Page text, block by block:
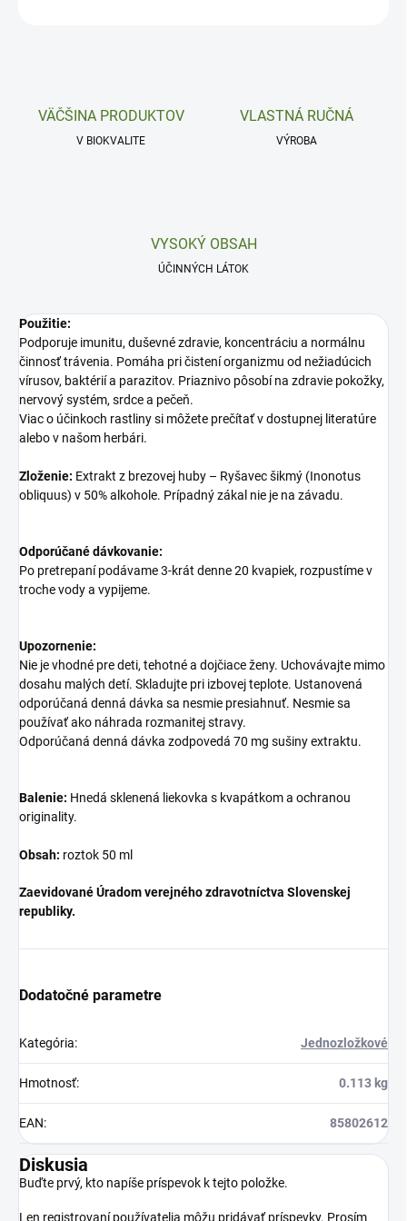
VÄČŠINA PRODUKTOV
V BIOKVALITE
VLASTNÁ RUČNÁ
VÝROBA
VYSOKÝ OBSAH
ÚČINNÝCH LÁTOK
Použitie:
Podporuje imunitu, duševné zdravie, koncentráciu a normálnu
činnosť trávenia. Pomáha pri čistení organizmu od nežiadúcich
vírusov, baktérií a parazitov. Priaznivo pôsobí na zdravie pokožky,
nervový systém, srdce a pečeň.
Viac o účinkoch rastliny si môžete prečítať v dostupnej literatúre
alebo v našom herbári.
Zloženie: Extrakt z brezovej huby – Ryšavec šikmý (Inonotus
obliquus) v 50% alkohole. Prípadný zákal nie je na závadu.
Odporúčané dávkovanie:
Po pretrepaní podávame 3-krát denne 20 kvapiek, rozpustíme v
troche vody a vypijeme.
Upozornenie:
Nie je vhodné pre deti, tehotné a dojčiace ženy. Uchovávajte mimo
dosahu malých detí. Skladujte pri izbovej teplote. Ustanovená
odporúčaná denná dávka sa nesmie presiahnuť. Nesmie sa
používať ako náhrada rozmanitej stravy.
Odporúčaná denná dávka zodpovedá 70 mg sušiny extraktu.
Balenie: Hnedá sklenená liekovka s kvapátkom a ochranou
originality.
Obsah: roztok 50 ml
Zaevidované Úradom verejného zdravotníctva Slovenskej
republiky.
Dodatočné parametre
Kategória: Jednozložkové
Hmotnosť: 0.113 kg
EAN: 85802612
Diskusia
Buďte prvý, kto napíše príspevok k tejto položke.
Len registrovaní používatelia môžu pridávať príspevky. Prosím